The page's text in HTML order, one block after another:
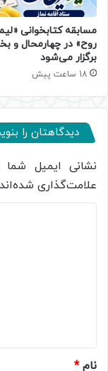
مسابقه کتابخوانی
روح» در چهارمحال و
برگزار می‌شود
18 ساعت پیش
دیدگاهتان را
نشانی ایمیل
علامت‌گذاری
نام*